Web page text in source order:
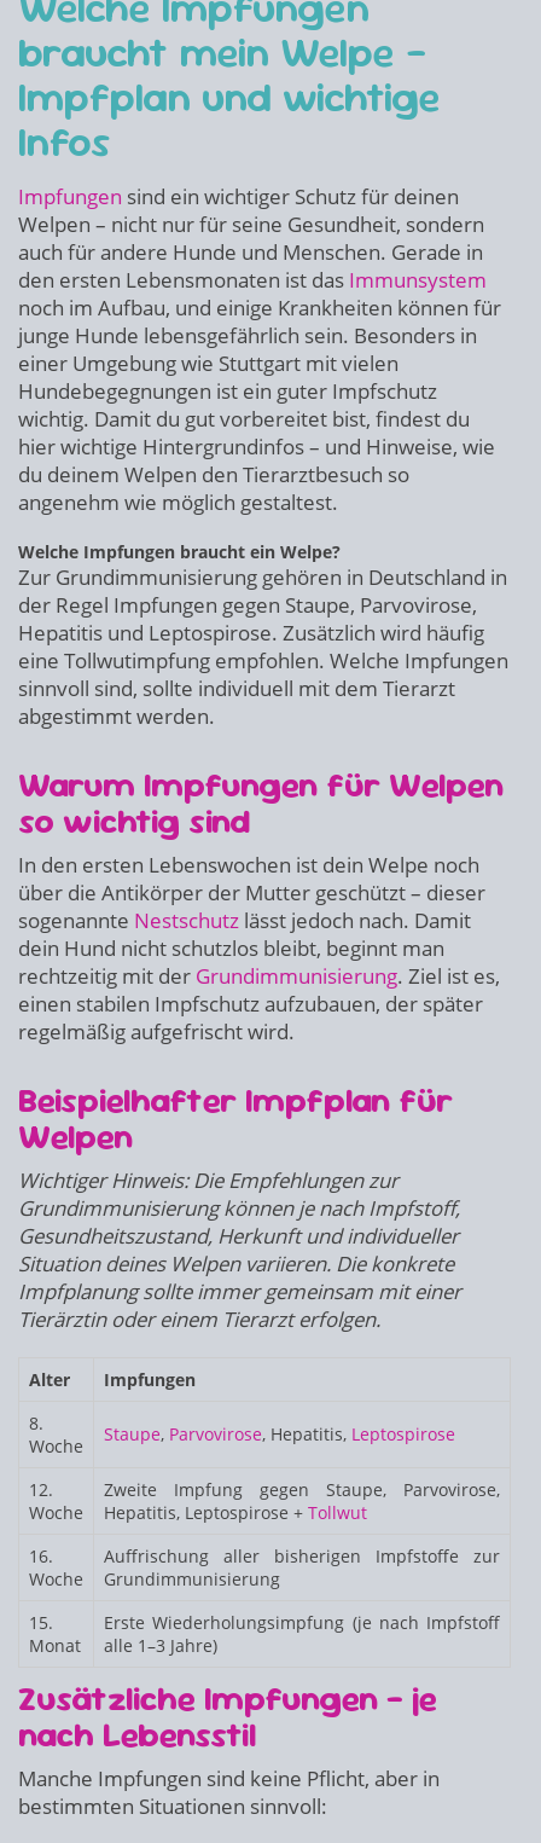
braucht mein Welpe –
Impfplan und wichtige
Infos
Impfungen sind ein wichtiger Schutz für deinen
Welpen – nicht nur für seine Gesundheit, sondern
auch für andere Hunde und Menschen. Gerade in
den ersten Lebensmonaten ist das Immunsystem
noch im Aufbau, und einige Krankheiten können für
junge Hunde lebensgefährlich sein. Besonders in
einer Umgebung wie Stuttgart mit vielen
Hundebegegnungen ist ein guter Impfschutz
wichtig. Damit du gut vorbereitet bist, findest du
hier wichtige Hintergrundinfos – und Hinweise, wie
du deinem Welpen den Tierarztbesuch so
angenehm wie möglich gestaltest.
Welche Impfungen braucht ein Welpe?
Zur Grundimmunisierung gehören in Deutschland in
der Regel Impfungen gegen Staupe, Parvovirose,
Hepatitis und Leptospirose. Zusätzlich wird häufig
eine Tollwutimpfung empfohlen. Welche Impfungen
sinnvoll sind, sollte individuell mit dem Tierarzt
abgestimmt werden.
Warum Impfungen für Welpen
so wichtig sind
In den ersten Lebenswochen ist dein Welpe noch
über die Antikörper der Mutter geschützt – dieser
sogenannte Nestschutz lässt jedoch nach. Damit
dein Hund nicht schutzlos bleibt, beginnt man
rechtzeitig mit der Grundimmunisierung. Ziel ist es,
einen stabilen Impfschutz aufzubauen, der später
regelmäßig aufgefrischt wird.
Beispielhafter Impfplan für
Welpen
Wichtiger Hinweis: Die Empfehlungen zur
Grundimmunisierung können je nach Impfstoff,
Gesundheitszustand, Herkunft und individueller
Situation deines Welpen variieren. Die konkrete
Impfplanung sollte immer gemeinsam mit einer
Tierärztin oder einem Tierarzt erfolgen.
Alter
Impfungen
8.
Woche
Staupe, Parvovirose, Hepatitis, Leptospirose
12.
Woche
Zweite Impfung gegen Staupe, Parvovirose,
Hepatitis, Leptospirose + Tollwut
16.
Woche
Auffrischung aller bisherigen Impfstoffe zur
Grundimmunisierung
15.
Monat
Erste Wiederholungsimpfung (je nach Impfstoff
alle 1–3 Jahre)
Zusätzliche Impfungen – je
nach Lebensstil
Manche Impfungen sind keine Pflicht, aber in
bestimmten Situationen sinnvoll: